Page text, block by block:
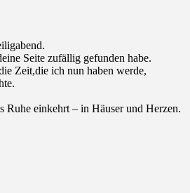
Seite zufällig gefunden habe.
Zeit,die ich nun haben werde,
Ruhe einkehrt – in Häuser und Herzen.